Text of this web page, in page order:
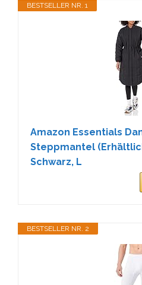
BESTSELLER NR. 1
Amazon Essentials
Steppmantel
Schwarz, L
BESTSELLER NR. 2